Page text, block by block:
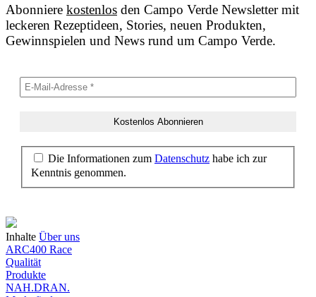
Abonniere kostenlos den Campo Verde Newsletter mit
leckeren Rezeptideen, Stories, neuen Produkten,
Gewinnspielen und News rund um Campo Verde.
Die Informationen zum Datenschutz habe ich zur
Kenntnis genommen.
Inhalte Über uns
ARC400 Race
Qualität
Produkte
NAH.DRAN.